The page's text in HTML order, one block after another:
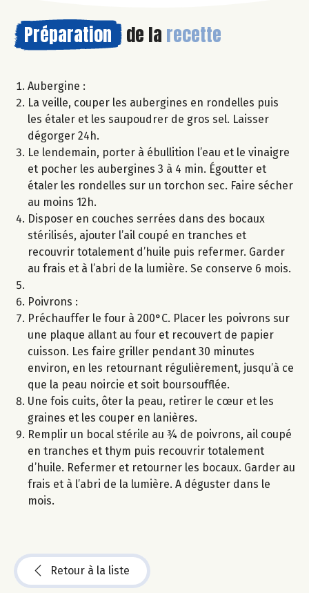
Préparation de la recette
Aubergine :
La veille, couper les aubergines en rondelles puis
les étaler et les saupoudrer de gros sel. Laisser
dégorger 24h.
Le lendemain, porter à ébullition l’eau et le vinaigre
et pocher les aubergines 3 à 4 min. Égoutter et
étaler les rondelles sur un torchon sec. Faire sécher
au moins 12h.
Disposer en couches serrées dans des bocaux
stérilisés, ajouter l’ail coupé en tranches et
recouvrir totalement d’huile puis refermer. Garder
au frais et à l’abri de la lumière. Se conserve 6 mois.
Poivrons :
Préchauffer le four à 200°C. Placer les poivrons sur
une plaque allant au four et recouvert de papier
cuisson. Les faire griller pendant 30 minutes
environ, en les retournant régulièrement, jusqu’à ce
que la peau noircie et soit boursoufflée.
Une fois cuits, ôter la peau, retirer le cœur et les
graines et les couper en lanières.
Remplir un bocal stérile au ¾ de poivrons, ail coupé
en tranches et thym puis recouvrir totalement
d’huile. Refermer et retourner les bocaux. Garder au
frais et à l’abri de la lumière. A déguster dans le
mois.
Retour à la liste